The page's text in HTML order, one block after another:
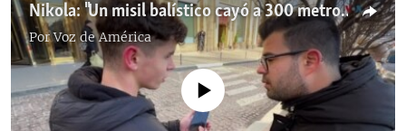
Nikola: "Un misil balístico cayó a 300 metros de mi casa"
PorVoz de América
No media source currently available